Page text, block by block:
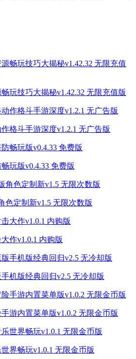
玩技巧大揭秘v1.42.32 无限充值版
格斗手游深度v1.2.1 无广告版
玩版v0.4.33 免费版
色定制新v1.5 无限次数版
作v1.0.1 内购版
机版经典回归v2.5 无冷却版
游内置菜单版v1.0.2 无限金币版
界畅玩v1.0.1 无限金币版